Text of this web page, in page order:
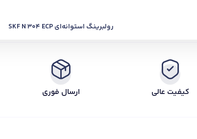
رولبرینگ استوانه‌ای SKF N 304 ECP
کیفیت عالی ارسال فوری